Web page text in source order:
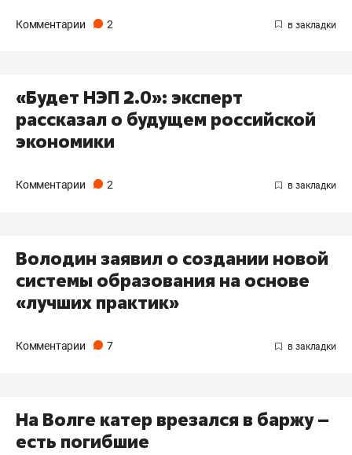
Комментарии 2
«Будет НЭП 2.0»: эксперт
рассказал о будущем российской
экономики
Комментарии 2
Володин заявил о создании новой
системы образования на основе
«лучших практик»
Комментарии 7
На Волге катер врезался в баржу –
есть погибшие